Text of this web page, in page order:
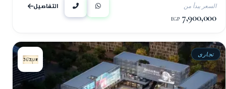
السعر يبدأ من
7,900,000
EGP
التفاصيل
تجارى